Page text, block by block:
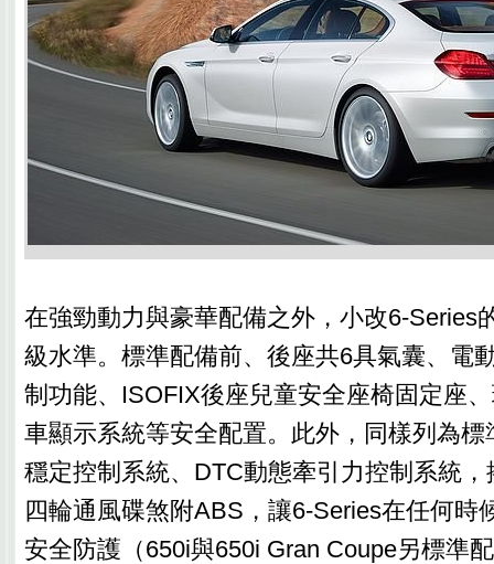
在強勁動力與豪華配備之外，小改6-Series
級水準。標準配備前、後座共6具氣囊、電
制功能、ISOFIX後座兒童安全座椅固定座
車顯示系統等安全配置。此外，同樣列為
穩定控制系統、DTC動態牽引力控制系統
四輪通風碟煞附ABS，讓6-Series在任何時
安全防護（650i與650i Gran Coupe另標準